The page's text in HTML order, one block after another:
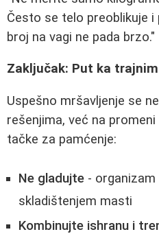
Često se telo preoblikuje
broj na vagi ne pada brzo."
Zaključak: Put ka
Uspešno mršavljenje se
rešenjima, već na
tačke za pamćenje:
Ne gladujte -
skladištenjem masti
Kombinujte ishranu i